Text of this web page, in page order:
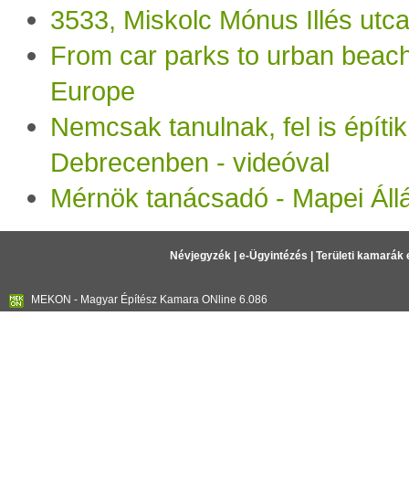
3533, Miskolc Mónus Illés
From car parks to urban
Europe
Nemcsak tanulnak, fel is
Debrecenben - videóval
Mérnök tanácsadó - Mapei
Névjegyzék| e-Ügyintézés Területi kamarák
MEKON - Magyar Építész Kamara ONline 6.086